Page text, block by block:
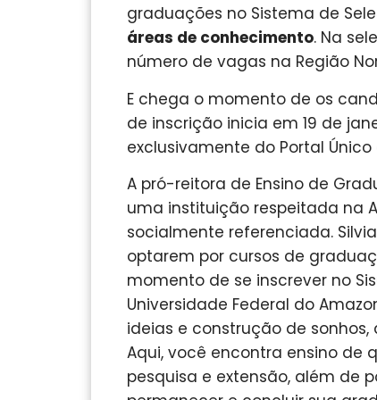
graduações no Sistema de
áreas de conhecimento. Na
número de vagas na Região
E chega o momento de os
de inscrição inicia em 19 de
exclusivamente do Portal Único
A pró-reitora de Ensino de
uma instituição respeitada na
socialmente referenciada.
optarem por cursos de
momento de se inscrever no
Universidade Federal do
ideias e construção de
Aqui, você encontra ensino de
pesquisa e extensão, além de